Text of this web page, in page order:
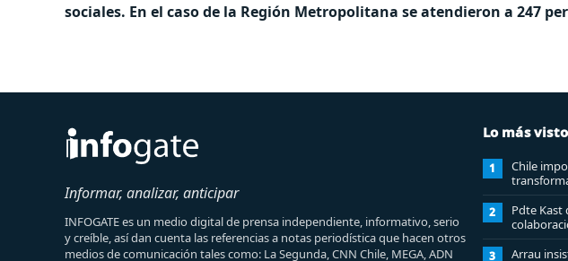
sociales. En el caso de la Región Metropolitana se atendieron a 247
Informar, analizar, anticipar
INFOGATE es un medio digital de prensa independiente, informativo, serio
y creíble, así dan cuenta las referencias a notas periodística que hacen otros
medios de comunicación tales como: La Segunda, CNN Chile, MEGA, ADN
Lo más
1
Chile
2
Pdte Kast
del orden
3
Arrau